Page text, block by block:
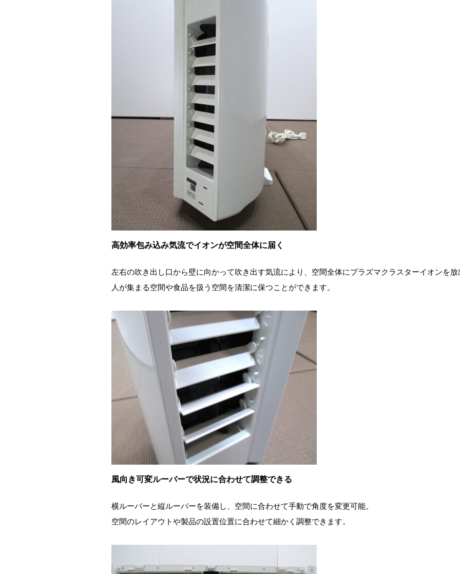
高効率包み込み気流でイオンが空間全体に届く
左右の吹き出し口から壁に向かって吹き出す気流により、空間全体にプラズマクラスターイオンを放
人が集まる空間や食品を扱う空間を清潔に保つことができます。
風向き可変ルーバーで状況に合わせて調整できる
横ルーバーと縦ルーバーを装備し、空間に合わせて手動で角度を変更可能。
空間のレイアウトや製品の設置位置に合わせて細かく調整できます。